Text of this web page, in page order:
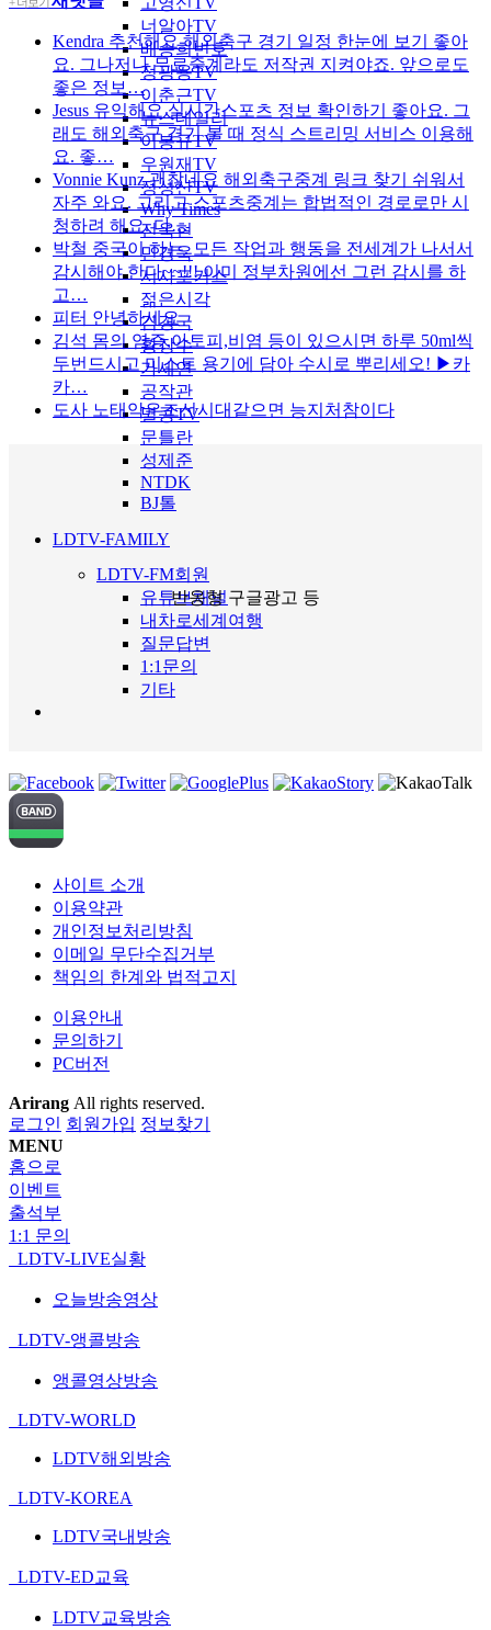
너알아TV
배승희변호
정광용TV
이춘근TV
뉴스데일리
이봉규TV
우원재TV
정성산TV
Why Times
전옥현
민경욱
시사포커스
젊은시각
김경국
황장수
가세연
공작관
멸콩TV
문틀란
성제준
NTDK
BJ톨
LDTV-FAMILY
LDTV-FM회원
유튜브채널
내차로세계여행
질문답변
1:1문의
기타
Kendra 추천해요 해외축구 경기 일정 한눈에 보기 좋아
요. 그나저나 무료중계라도 저작권 지켜야죠. 앞으로도
좋은 정보…
Jesus 유익해요 실시간스포츠 정보 확인하기 좋아요. 그
래도 해외축구 경기 볼 때 정식 스트리밍 서비스 이용해
요. 좋…
Vonnie Kunz괜찮네요 해외축구중계 링크 찾기 쉬워서
자주 와요. 그리고 스포츠중계는 합법적인 경로로만 시
청하려 해요. 다…
박철 중국이 하는. 모든 작업과 행동을 전세계가 나서서
감시해야 한다~~!!! 이미 정부차원에선 그런 감시를 하
고…
피터 안녕하세요
김석 몸의 염증,아토피,비염 등이 있으시면 하루 50ml씩
두번드시고 미스트 용기에 담아 수시로 뿌리세오! ▶카
카…
도사 노태악은조선시대같으면 능지처참이다
반응형 구글광고 등
사이트 소개
이용약관
개인정보처리방침
이메일 무단수집거부
책임의 한계와 법적고지
이용안내
문의하기
PC버전
Arirang All rights reserved.
로그인 회원가입 정보찾기
MENU
홈으로
이벤트
출석부
1:1 문의
LDTV-LIVE실황
오늘방송영상
LDTV-앵콜방송
앵콜영상방송
LDTV-WORLD
LDTV해외방송
LDTV-KOREA
LDTV국내방송
LDTV-ED교육
LDTV교육방송